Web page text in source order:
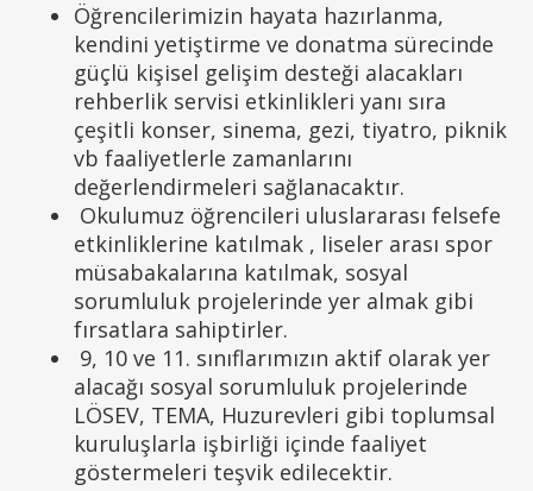
Öğrencilerimizin hayata hazırlanma,
kendini yetiştirme ve donatma sürecinde
güçlü kişisel gelişim desteği alacakları
rehberlik servisi etkinlikleri yanı sıra
çeşitli konser, sinema, gezi, tiyatro, piknik
vb faaliyetlerle zamanlarını
değerlendirmeleri sağlanacaktır.
Okulumuz öğrencileri uluslararası felsefe
etkinliklerine katılmak , liseler arası spor
müsabakalarına katılmak, sosyal
sorumluluk projelerinde yer almak gibi
fırsatlara sahiptirler.
9, 10 ve 11. sınıflarımızın aktif olarak yer
alacağı sosyal sorumluluk projelerinde
LÖSEV, TEMA, Huzurevleri gibi toplumsal
kuruluşlarla işbirliği içinde faaliyet
göstermeleri teşvik edilecektir.